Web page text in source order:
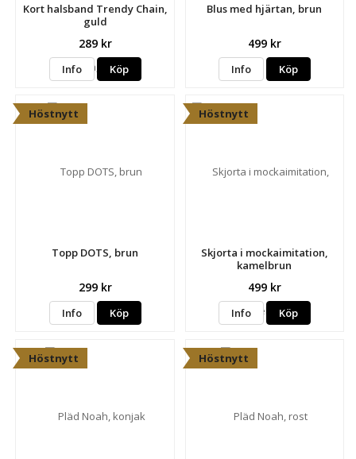
Kort halsband Trendy Chain,
guld
289 kr
Info Köp
Blus med hjärtan, brun
499 kr
Info Köp
Höstnytt
Topp DOTS, brun
299 kr
Info Köp
Höstnytt
Skjorta i mockaimitation,
kamelbrun
499 kr
Info Köp
Höstnytt Höstnytt